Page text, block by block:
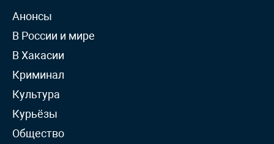
Анонсы
В России и мире
В Хакасии
Криминал
Культура
Курьёзы
Общество